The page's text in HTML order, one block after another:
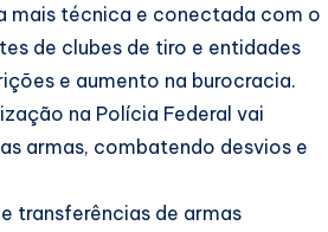
mais técnica e conectada com o
de clubes de tiro e entidades
e aumento na burocracia.
na Polícia Federal vai
armas, combatendo desvios e
transferências de armas